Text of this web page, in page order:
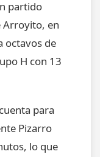
partido
Arroyito, en
octavos de
H con 13
para
Pizarro
lo que